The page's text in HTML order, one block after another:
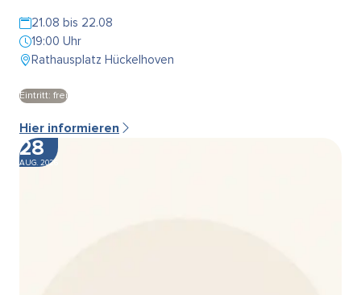
21.08 bis 22.08
19:00 Uhr
Rathausplatz Hückelhoven
Eintritt: frei
Hier informieren
28
AUG. 2026